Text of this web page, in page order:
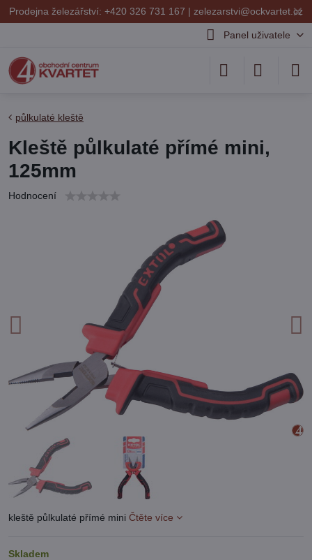
✕
Prodejna železářství: +420 326 731 167 | zelezarstvi@ockvartet.cz
Panel uživatele
půlkulaté kleště
Kleště půlkulaté přímé mini,
125mm
Hodnocení
kleště půlkulaté přímé mini Čtěte více
Skladem